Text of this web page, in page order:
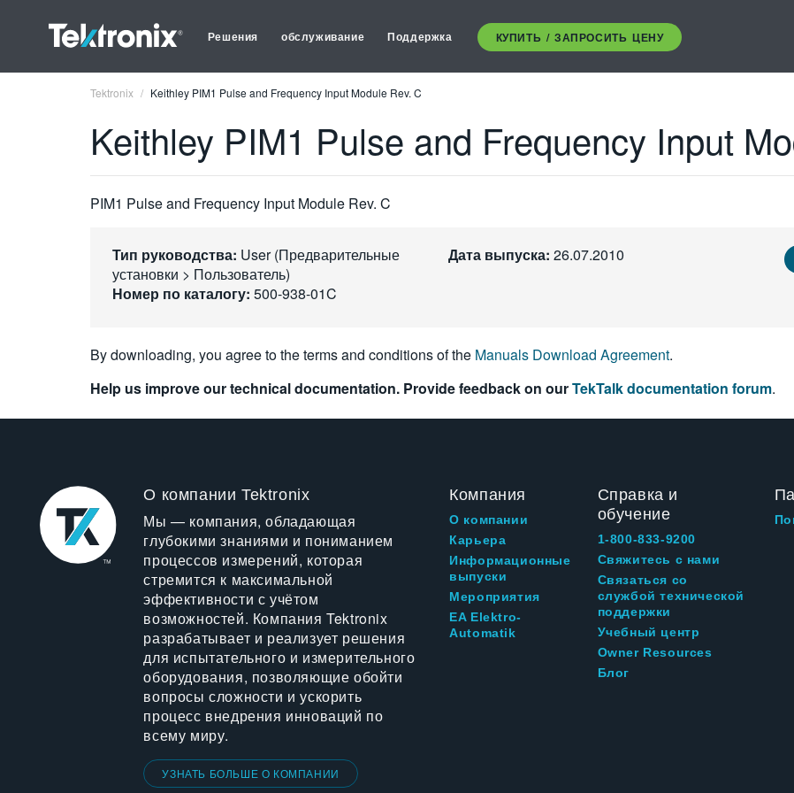
Решения обслуживание Поддержка КУПИТЬ / ЗАПРОСИТЬ ЦЕНУ
Tektronix Keithley PIM1 Pulse and Frequency Input Module Rev. C
Keithley PIM1 Pulse and Frequency Input
PIM1 Pulse and Frequency Input Module Rev. C
Тип руководства: User (Предварительные
установки > Пользователь)
Номер по каталогу: 500-938-01C
Дата выпуска: 26.07.2010
By downloading, you agree to the terms and conditions of the Manuals Download Agreement.
Help us improve our technical documentation. Provide feedback on ourTekTalk documentation forum.
О компании Tektronix
Мы — компания, обладающая
глубокими знаниями и пониманием
процессов измерений, которая
стремится к максимальной
эффективности с учётом
возможностей. Компания Tektronix
разрабатывает и реализует решения
для испытательного и измерительного
оборудования, позволяющие обойти
вопросы сложности и ускорить
процесс внедрения инноваций по
всему миру.
УЗНАТЬ БОЛЬШЕ О КОМПАНИИ
Компания
О компании
Карьера
Информационные
выпуски
Мероприятия
EA Elektro-
Automatik
Справка и
обучение
1-800-833-9200
Свяжитесь с нами
Связаться со
службой технической
поддержки
Учебный центр
Owner Resources
Блог